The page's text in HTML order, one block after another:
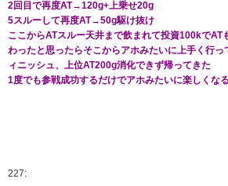
2回目で再度AT→120g+上乗せ20g
5スルーして再度AT→50g駆け抜け
ここからATスルー天井まで飲まれて投資100kでAT
わったと思ったらそこからアホみたいに上手く行
ィニッシュ、上位AT200g消化できず帰ってきた
1度でも参戦成功するだけでアホみたいに楽しくな
227: